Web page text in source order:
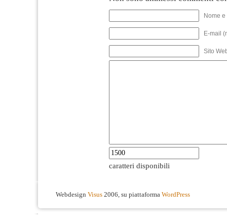
Nome
E-mail
Sito
caratteri disponibili
Webdesign Visus 2006, su piattaforma WordPress